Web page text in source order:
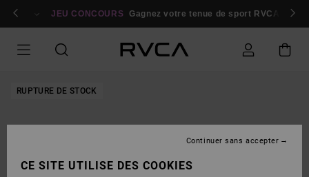
Se connecter / s'inscrire
JEU CONCOURS Gagnez votre tenue de sport RVCA
RUPTURE DE STOCK
CE SITE UTILISE DES COOKIES
Continuer sans accepter